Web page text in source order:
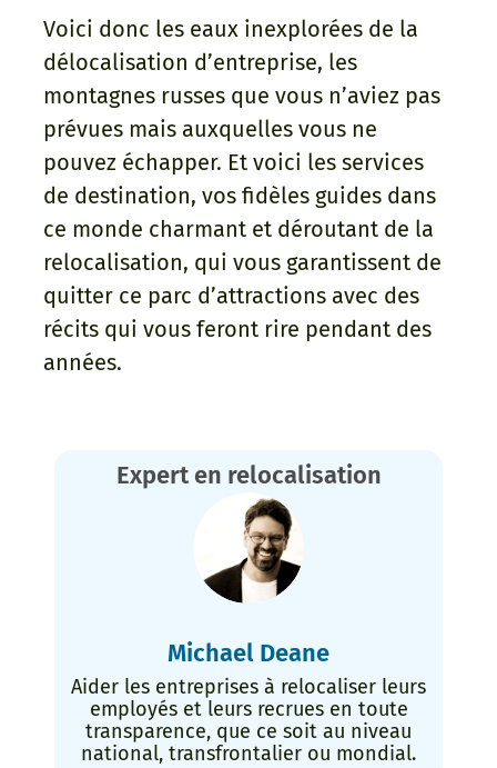
Voici donc les eaux inexplorées de la
délocalisation d’entreprise, les
montagnes russes que vous n’aviez pas
prévues mais auxquelles vous ne
pouvez échapper. Et voici les services
de destination, vos fidèles guides dans
ce monde charmant et déroutant de la
relocalisation, qui vous garantissent de
quitter ce parc d’attractions avec des
récits qui vous feront rire pendant des
années.
Expert en relocalisation
Michael Deane
Aider les entreprises à relocaliser leurs
employés et leurs recrues en toute
transparence, que ce soit au niveau
national, transfrontalier ou mondial.